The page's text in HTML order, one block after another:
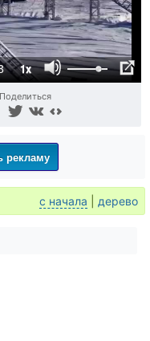
1x
Поделиться
рекламу
с начала дерево